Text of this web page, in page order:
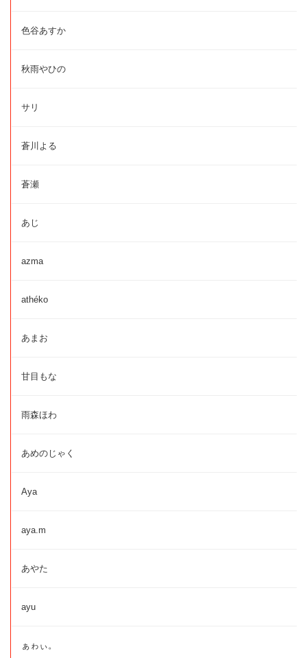
色谷あすか
秋雨やひの
サリ
蒼川よる
蒼瀬
あじ
azma
athéko
あまお
甘目もな
雨森ほわ
あめのじゃく
Aya
aya.m
あやた
ayu
ぁゎぃ。